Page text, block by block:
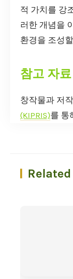
적 가치를 강
러한 개념을
환경을 조성
참고 자료
창작물과 저
(KIPRIS)를 통